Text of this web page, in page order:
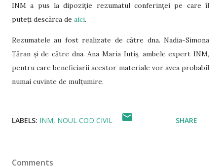
INM a pus la dipoziție rezumatul conferinței pe care îl
puteți descărca de aici.
Rezumatele au fost realizate de către dna. Nadia-Simona
Țăran și de către dna. Ana Maria Iutiș, ambele expert INM,
pentru care beneficiarii acestor materiale vor avea probabil
numai cuvinte de mulțumire.
LABELS: INM NOUL COD CIVIL SHARE
Comments